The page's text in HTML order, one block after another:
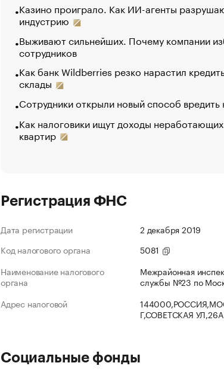
Казино проиграло. Как ИИ-агенты
индустрию
Выживают сильнейших. Почему компании
сотрудников
Как банк Wildberries резко нарастил
склады
Сотрудники открыли новый способ
Как налоговики ищут доходы неработающих
квартир
Регистрация ФНС
Дата регистрации
2 декабря 2019
Код налогового органа
5081
Наименование налогового
органа
Межрайонная
службы №23 по
Адрес налоговой
Г,СОВЕТСКАЯ УЛ,26А
Социальные фонды